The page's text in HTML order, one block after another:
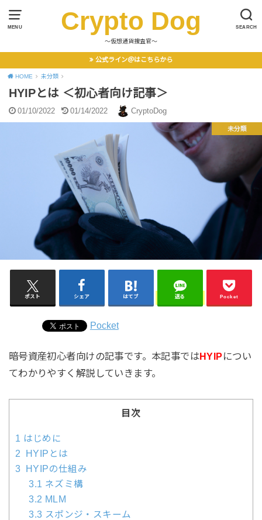
MENU SEARCH
Crypto Dog
〜仮想通貨捜査官〜
公式ライン＠はこちらから
HOME 未分類
HYIPとは ＜初心者向け記事＞
01/10/2022 01/14/2022 CryptoDog
未分類
ポスト シェア はてブ 送る Pocket
Pocket
暗号資産初心者向けの記事です。本記事ではHYIP につい
てわかりやすく解説していきます。
目次
1 はじめに
2 HYIPとは
3 HYIPの仕組み
3.1 ネズミ構
3.2 MLM
3.3 スポンジ・スキーム